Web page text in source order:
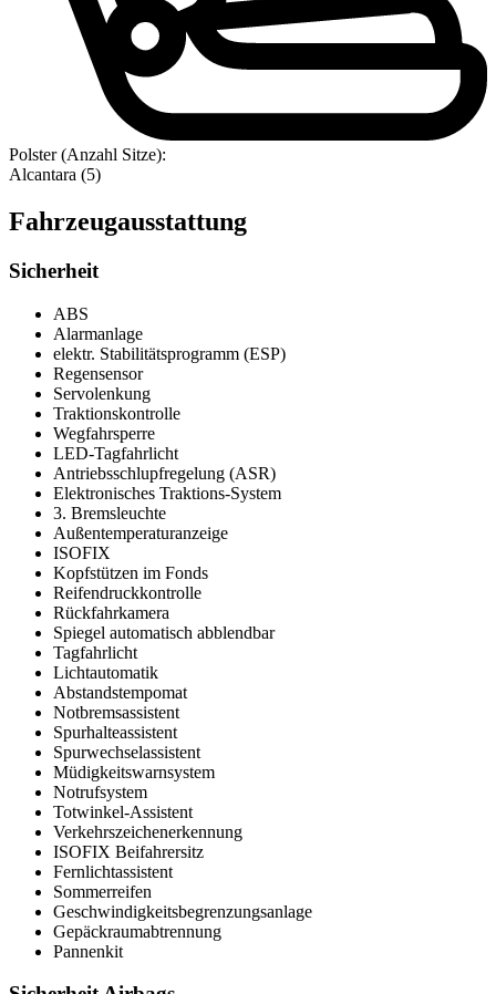
Polster (Anzahl Sitze):
Alcantara (5)
Fahrzeugausstattung
Sicherheit
ABS
Alarmanlage
elektr. Stabilitätsprogramm (ESP)
Regensensor
Servolenkung
Traktionskontrolle
Wegfahrsperre
LED-Tagfahrlicht
Antriebsschlupfregelung (ASR)
Elektronisches Traktions-System
3. Bremsleuchte
Außentemperaturanzeige
ISOFIX
Kopfstützen im Fonds
Reifendruckkontrolle
Rückfahrkamera
Spiegel automatisch abblendbar
Tagfahrlicht
Lichtautomatik
Abstandstempomat
Notbremsassistent
Spurhalteassistent
Spurwechselassistent
Müdigkeitswarnsystem
Notrufsystem
Totwinkel-Assistent
Verkehrszeichenerkennung
ISOFIX Beifahrersitz
Fernlichtassistent
Sommerreifen
Geschwindigkeitsbegrenzungsanlage
Gepäckraumabtrennung
Pannenkit